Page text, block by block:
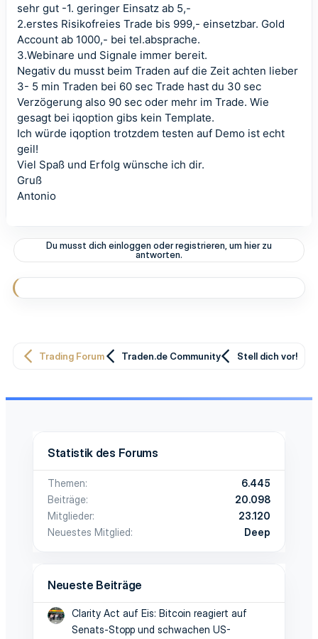
sehr gut -1. geringer Einsatz ab 5,-
2.erstes Risikofreies Trade bis 999,- einsetzbar. Gold
Account ab 1000,- bei tel.absprache.
3.Webinare und Signale immer bereit.
Negativ du musst beim Traden auf die Zeit achten lieber
3- 5 min Traden bei 60 sec Trade hast du 30 sec
Verzögerung also 90 sec oder mehr im Trade. Wie
gesagt bei iqoption gibs kein Template.
Ich würde iqoption trotzdem testen auf Demo ist echt
geil!
Viel Spaß und Erfolg wünsche ich dir.
Gruß
Antonio
Du musst dich einloggen oder registrieren, um hier zu
antworten.
Trading Forum Traden.de Community Stell dich vor!
Statistik des Forums
Themen
6.445
Beiträge
20.098
Mitglieder
23.120
Neuestes Mitglied
Deep
Neueste Beiträge
Clarity Act auf Eis: Bitcoin reagiert auf
Senats-Stopp und schwachen US-